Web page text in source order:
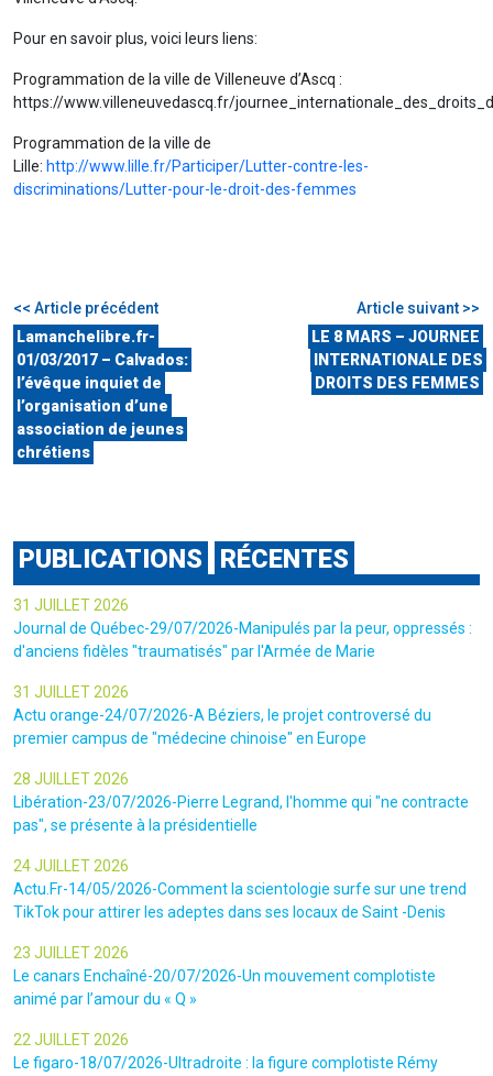
Pour en savoir plus, voici leurs liens:
Programmation de la ville de Villeneuve d’Ascq :
https://www.villeneuvedascq.fr/
Programmation de la ville de
Lille: http://www.lille.fr/Participer/Lutter-contre-les-
discriminations/Lutter-pour-le-droit-des-femmes
<< Article précédent
Lamanchelibre.fr-
01/03/2017 – Calvados:
l’évêque inquiet de
l’organisation d’une
association de jeunes
chrétiens
Article suivant >>
LE 8 MARS – JOURNEE
INTERNATIONALE DES
DROITS DES FEMMES
PUBLICATIONS RÉCENTES
31 JUILLET 2026
Journal de Québec-29/07/2026-Manipulés par la peur, oppressés :
d'anciens fidèles "traumatisés" par l'Armée de Marie
31 JUILLET 2026
Actu orange-24/07/2026-A Béziers, le projet controversé du
premier campus de "médecine chinoise" en Europe
28 JUILLET 2026
Libération-23/07/2026-Pierre Legrand, l'homme qui "ne contracte
pas", se présente à la présidentielle
24 JUILLET 2026
Actu.Fr-14/05/2026-Comment la scientologie surfe sur une trend
TikTok pour attirer les adeptes dans ses locaux de Saint -Denis
23 JUILLET 2026
Le canars Enchaîné-20/07/2026-Un mouvement complotiste
animé par l’amour du « Q »
22 JUILLET 2026
Le figaro-18/07/2026-Ultradroite : la figure complotiste Rémy